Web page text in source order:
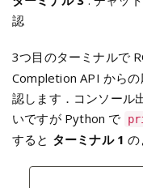
認
3つ目のターミナルで
Completion API から
認します．コンソール
いですが Python で
すると ターミナル 1 の